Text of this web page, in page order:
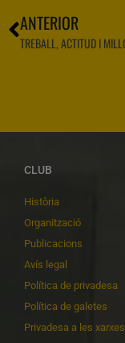
ANTERIOR
CLUB
Història
Organització
Publicacions
Avís legal
Política de privadesa
Política de galetes
Privadesa a les xarxes